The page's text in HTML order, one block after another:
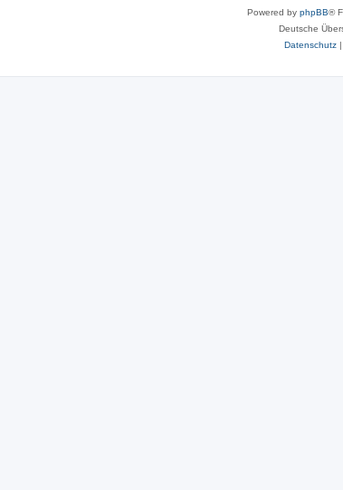
Powered by phpBB®
Deutsche
Datenschutz|